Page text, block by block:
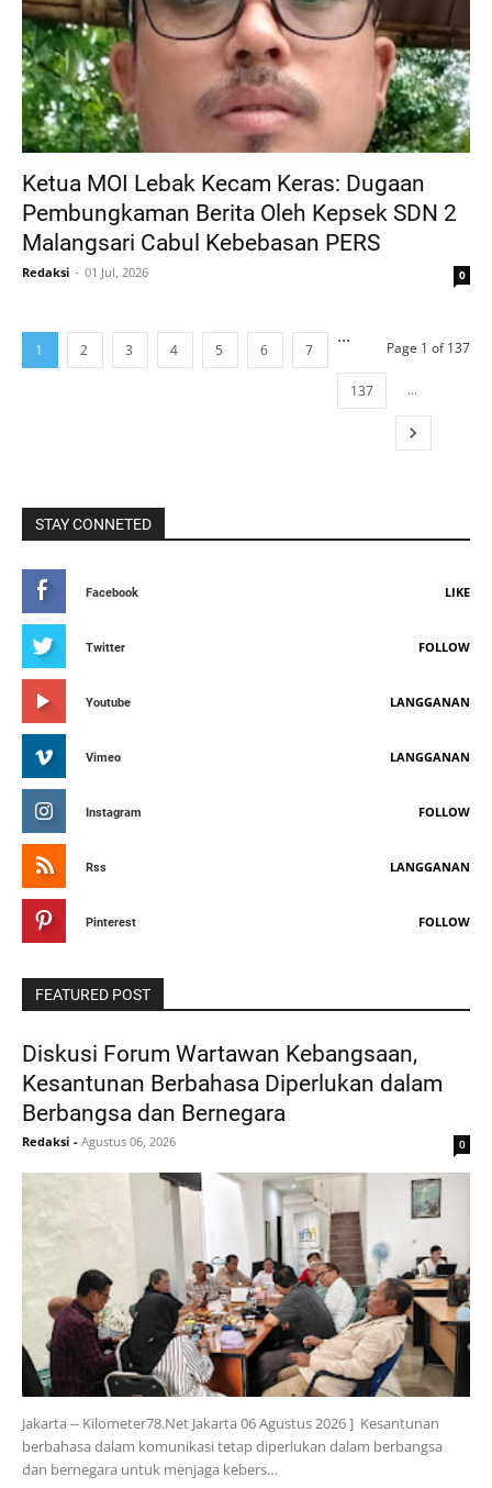
Ketua MOI Lebak Kecam Keras: Dugaan
Pembungkaman Berita Oleh Kepsek SDN 2
Malangsari Cabul Kebebasan PERS
Redaksi 01 Jul, 2026 0
Page 1 of 137
1 2 3 4 5 6 7
...
137 ...
STAY CONNETED
Facebook LIKE
Twitter FOLLOW
Youtube LANGGANAN
Vimeo LANGGANAN
Instagram FOLLOW
Rss LANGGANAN
Pinterest FOLLOW
FEATURED POST
Diskusi Forum Wartawan Kebangsaan,
Kesantunan Berbahasa Diperlukan dalam
Berbangsa dan Bernegara
Redaksi - Agustus 06, 2026 0
Jakarta -- Kilometer78.Net Jakarta 06 Agustus 2026 ] Kesantunan
berbahasa dalam komunikasi tetap diperlukan dalam berbangsa
dan bernegara untuk menjaga kebers…